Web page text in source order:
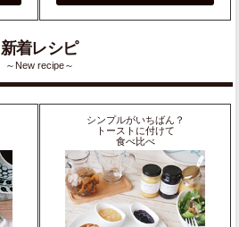
新着レシピ
～New recipe～
シンプルがいちばん？
トーストに付けて
食べ比べ